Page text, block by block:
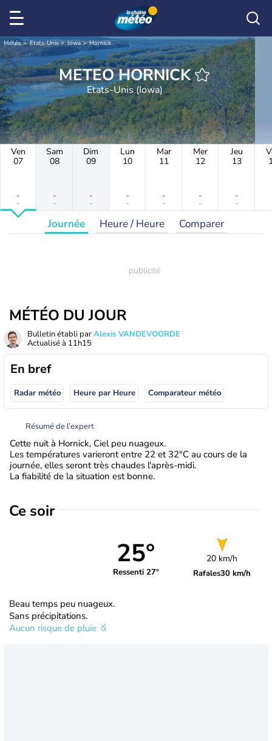
Météo Etats-Unis Iowa Hornick
METEO HORNICK
Etats-Unis (Iowa)
Ven
07
-
-
Sam
08
-
-
Dim
09
-
-
Lun
10
-
-
Mar
11
-
-
Mer
12
-
-
Jeu
13
-
-
Journée Heure / Heure Comparer
MÉTÉO DU JOUR
Bulletin établi parAlexis VANDEVOORDE
Actualisé à 11h15
En bref
Radar météo Heure par Heure Comparateur météo
Résumé de l’expert
Cette nuit à Hornick, Ciel peu nuageux.
Les températures varieront entre 22 et 32°C au cours de la
journée, elles seront très chaudes l'après-midi.
La fiabilité de la situation est bonne.
Ce soir
25°
Ressenti 27°
20 km/h
Rafales30 km/h
Beau temps peu nuageux.
Sans précipitations.
Aucun risque de pluie